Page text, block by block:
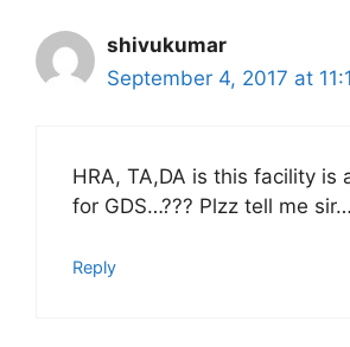
shivukumar
September 4, 2017 at
HRA, TA,DA is this facility is
for GDS…??? Plzz tell me sir…
Reply